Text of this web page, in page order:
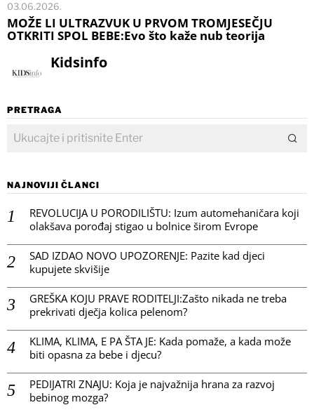
03.06.2026.
MOŽE LI ULTRAZVUK U PRVOM TROMJESEČJU
OTKRITI SPOL BEBE:Evo što kaže nub teorija
Kidsinfo
PRETRAGA
NAJNOVIJI ČLANCI
REVOLUCIJA U PORODILIŠTU: Izum automehaničara koji
olakšava porođaj stigao u bolnice širom Evrope
SAD IZDAO NOVO UPOZORENJE: Pazite kad djeci
kupujete skvišije
GREŠKA KOJU PRAVE RODITELJI:Zašto nikada ne treba
prekrivati dječja kolica pelenom?
KLIMA, KLIMA, E PA ŠTA JE: Kada pomaže, a kada može
biti opasna za bebe i djecu?
PEDIJATRI ZNAJU: Koja je najvažnija hrana za razvoj
bebinog mozga?